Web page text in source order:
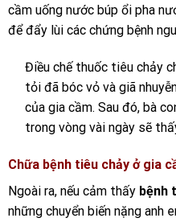
cầm uống nước búp ổi pha
để đẩy lùi các chứng bệnh
Điều chế thuốc tiêu chảy
tỏi đã bóc vỏ và giã
của gia cầm. Sau đó, bà
trong vòng vài ngày sẽ
Chữa bệnh tiêu chảy ở gia
Ngoài ra, nếu cảm thấy bệnh
những chuyển biến nặng anh